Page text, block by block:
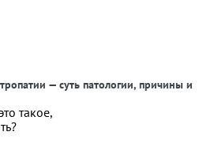
— суть патологии, причины и